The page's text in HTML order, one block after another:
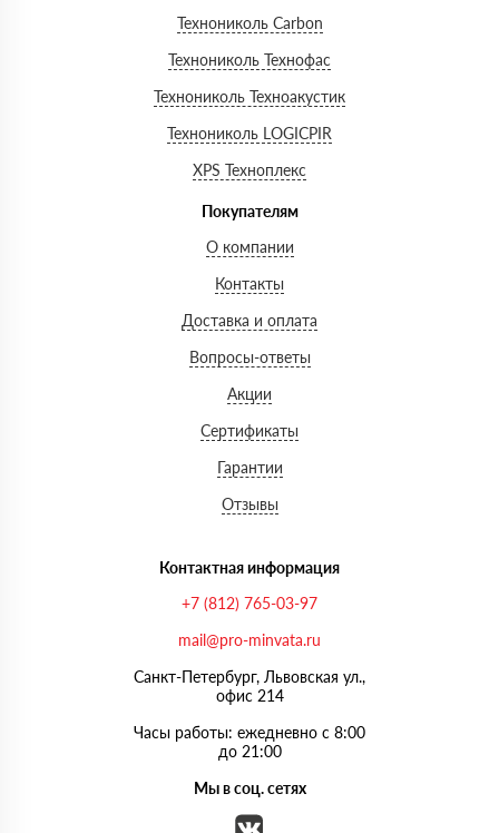
Технониколь Carbon
Технониколь Технофас
Технониколь Техноакустик
Технониколь LOGICPIR
XPS Техноплекс
Покупателям
О компании
Контакты
Доставка и оплата
Вопросы-ответы
Акции
Сертификаты
Гарантии
Отзывы
Контактная информация
+7 (812) 765-03-97
mail@pro-minvata.ru
Санкт-Петербург, Львовская ул.,
офис 214
Часы работы: ежедневно с 8:00
до 21:00
Мы в соц. сетях